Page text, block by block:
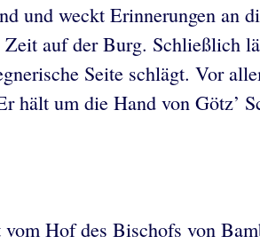
und weckt Erinnerungen
auf der Burg. Schließlich
Seite schlägt. Vor
hält um die Hand von Götz’
Hof des Bischofs von